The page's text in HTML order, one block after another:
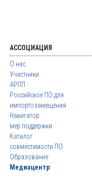
АССОЦИАЦИЯ
О нас
Участники
АРПП
Российское ПО для
импортозамещения
Навигатор
мер поддержки
Каталог
совместимости ПО
Образование
Медиацентр